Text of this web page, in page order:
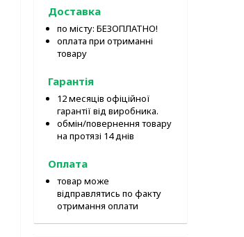
Доставка
по місту: БЕЗОПЛАТНО!
оплата при отриманні
товару
Гарантія
12 месяців офіційної
гарантії від виробника.
обмін/повернення товару
на протязі 14 днів
Оплата
товар може
відправлятись по факту
отримання оплати